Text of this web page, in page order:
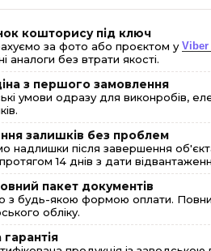
кошторису під ключ
за фото або проєктом уViber
аналоги без втрати якості.
з першого замовлення
умови одразу для виконробів,
залишків без проблем
надлишки після завершення
14 днів з дати
пакет документів
з будь-якою формою оплати.
обліку.
гарантія